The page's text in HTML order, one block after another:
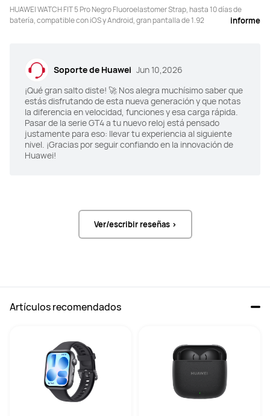
HUAWEI WATCH FIT 5 Pro Negro Fluoroelastomer Strap, hasta 10 días de
batería, compatible con iOS y Android, gran pantalla de 1.92
informe
Soporte de Huawei Jun 10,2026
¡Qué gran salto diste! 🚀 Nos alegra muchísimo saber que
estás disfrutando de esta nueva generación y que notas
la diferencia en velocidad, funciones y esa carga rápida.
Pasar de la serie GT4 a tu nuevo reloj está pensado
justamente para eso: llevar tu experiencia al siguiente
nivel. ¡Gracias por seguir confiando en la innovación de
Huawei!
Ver/escribir reseñas >
Artículos recomendados